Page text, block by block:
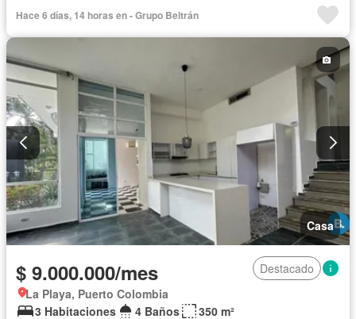
Hace 6 días, 14 horas en - Grupo Beltrán
Casa
$ 9.000.000/mes
Destacado
La Playa, Puerto Colombia
3 Habitaciones
4 Baños
350 m²